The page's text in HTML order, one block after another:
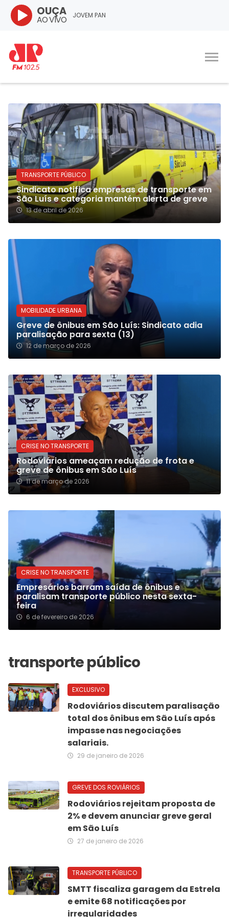
JOVEM PAN
OUÇA
AO VIVO
TRANSPORTE PÚBLICO
Sindicato notifica empresas de transporte em
São Luís e categoria mantém alerta de greve
13 de abril de 2026
MOBILIDADE URBANA
Greve de ônibus em São Luís: Sindicato adia
paralisação para sexta (13)
12 de março de 2026
CRISE NO TRANSPORTE
Rodoviários ameaçam redução de frota e
greve de ônibus em São Luís
11 de março de 2026
CRISE NO TRANSPORTE
Empresários barram saída de ônibus e
paralisam transporte público nesta sexta-
feira
6 de fevereiro de 2026
EXCLUSIVO
Rodoviários discutem paralisação
total dos ônibus em São Luís após
impasse nas negociações
salariais.
29 de janeiro de 2026
GREVE DOS ROVIÁRIOS
Rodoviários rejeitam proposta de
2% e devem anunciar greve geral
em São Luís
27 de janeiro de 2026
TRANSPORTE PÚBLICO
SMTT fiscaliza garagem da Estrela
e emite 68 notificações por
irregularidades